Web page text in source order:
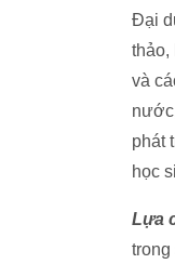
Đại
thảo,
và
phát
học
Lựa
trong